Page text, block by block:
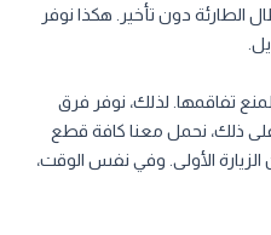
الطارئة دون تأخير. هكذا نوفر
تفاقمها. لذلك، نوفر فرق
ذلك، نحمل معنا كافة قطع
الزيارة الأولى. وفي نفس الوقت،